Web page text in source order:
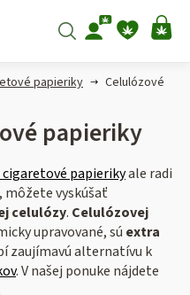
Hľadať
papieriky
Celulózové
papieriky
papierikyale radi
môžete vyskúšať
celulózy. Celulózovej
upravované, sú extra
zaujímavú alternatívu k
. V našej ponuke nájdete